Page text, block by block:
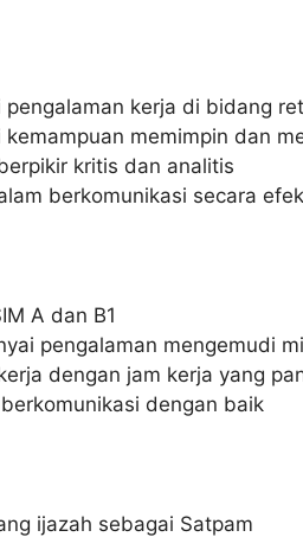
kerja di bidang
memimpin dan
kritis dan analitis
berkomunikasi secara
A dan B1
pengalaman mengemudi
dengan jam kerja yang
dengan baik
ijazah sebagai Satpam